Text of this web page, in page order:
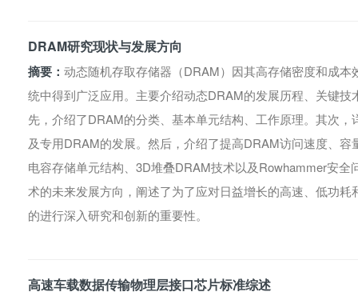
DRAM研究现状与发展方向
摘要： 动态随机存取存储器（DRAM）因其高存储密度和成
统中得到广泛应用。主要介绍动态DRAM的发展历程、关键
先，介绍了DRAM的分类、基本单元结构、工作原理。其次
及专用DRAM的发展。然后，介绍了提高DRAM访问速度、
电容存储单元结构、3D堆叠DRAM技术以及Rowhammer安
术的未来发展方向，阐述了为了应对日益增长的高速、低功
的进行深入研究和创新的重要性。
高速车载数据传输物理层接口芯片标准综述